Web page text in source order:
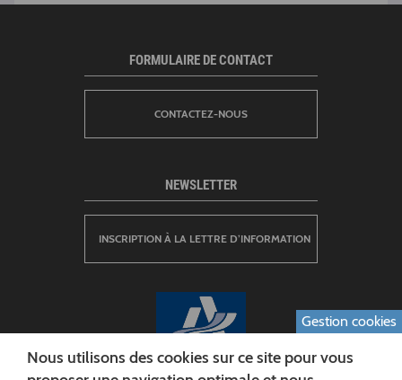
FORMULAIRE DE CONTACT
CONTACTEZ-NOUS
NEWSLETTER
INSCRIPTION À LA LETTRE D’INFORMATION
Gestion cookies
Nous utilisons des cookies sur ce site pour vous